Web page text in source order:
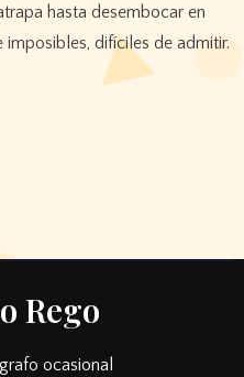
hasta desembocar en
imposibles, difíciles de admitir.
Rego
ocasional